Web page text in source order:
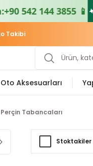
542 144 3855 📱
Takibi
Oto Aksesuarları
Perçin Tabancaları
Stoktakiler